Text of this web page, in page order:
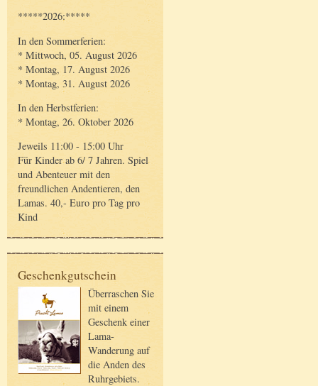
*****2026:*****
In den Sommerferien:
* Mittwoch, 05. August 2026
* Montag, 17. August 2026
* Montag, 31. August 2026
In den Herbstferien:
* Montag, 26. Oktober 2026
Jeweils 11:00 - 15:00 Uhr
Für Kinder ab 6/ 7 Jahren. Spiel
und Abenteuer mit den
freundlichen Andentieren, den
Lamas. 40,- Euro pro Tag pro
Kind
Geschenkgutschein
Überraschen Sie
mit einem
Geschenk einer
Lama-
Wanderung auf
die Anden des
Ruhrgebiets.